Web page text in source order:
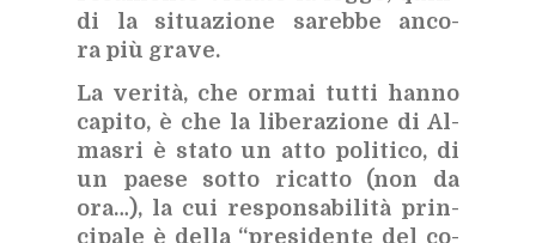
di la si­tua­zio­ne sa­reb­be an­co­
ra più gra­ve.
La ve­ri­tà, che or­mai tut­ti han­no
ca­pi­to, è che la li­be­ra­zio­ne di Al­
ma­sri è sta­to un atto po­li­ti­co, di
un pae­se sot­to ri­cat­to (non da
ora…), la cui re­spon­sa­bi­li­tà prin­
ci­pa­le è del­la “pre­si­den­te del co­